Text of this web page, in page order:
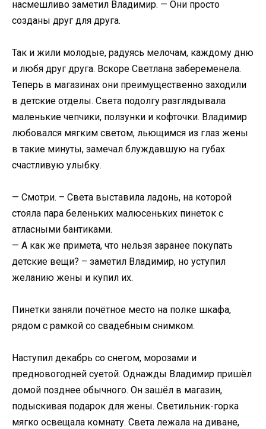
насмешливо заметил Владимир. — Они просто
созданы друг для друга.
Так и жили молодые, радуясь мелочам, каждому дню
и любя друг друга. Вскоре Светлана забеременела.
Теперь в магазинах они преимущественно заходили
в детские отделы. Света подолгу разглядывала
маленькие чепчики, ползунки и кофточки. Владимир
любовался мягким светом, льющимся из глаз жены
в такие минуты, замечал блуждавшую на губах
счастливую улыбку.
— Смотри. – Света выставила ладонь, на которой
стояла пара беленьких малюсеньких пинеток с
атласными бантиками.
— А как же примета, что нельзя заранее покупать
детские вещи? – заметил Владимир, но уступил
желанию жены и купил их.
Пинетки заняли почётное место на полке шкафа,
рядом с рамкой со свадебным снимком.
Наступил декабрь со снегом, морозами и
предновогодней суетой. Однажды Владимир пришёл
домой позднее обычного. Он зашёл в магазин,
подыскивая подарок для жены. Светильник-горка
мягко освещала комнату. Света лежала на диване,